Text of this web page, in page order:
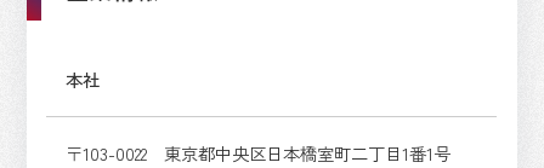
本社
〒103-0022 東京都中央区日本橋室町二丁目1番1号